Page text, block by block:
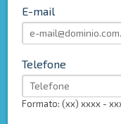
E-mail
Telefone
Formato: (xx) xxxx -